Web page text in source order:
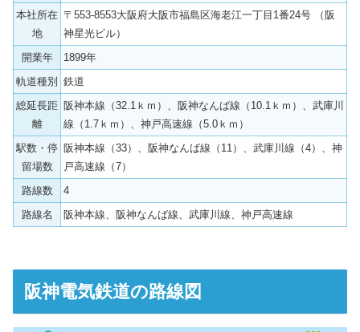
本社所在
地
〒553-8553大阪府大阪市福島区海老江一丁目1番24号 （阪
神星光ビル）
開業年
1899年
軌道種別
鉄道
総延長距
離
阪神本線（32.1ｋｍ）、阪神なんば線（10.1ｋｍ）、武庫川
線（1.7ｋｍ）、神戸高速線（5.0ｋｍ）
駅数・停
留場数
阪神本線（33）、阪神なんば線（11）、武庫川線（4）、神
戸高速線（7）
路線数
4
路線名
阪神本線、阪神なんば線、武庫川線、神戸高速線
阪神電気鉄道の路線図